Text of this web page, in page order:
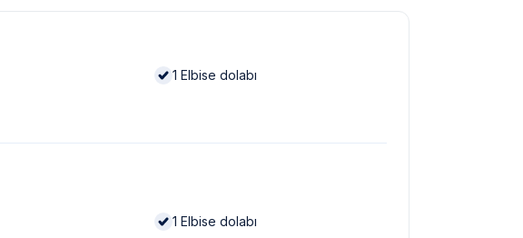
1 Elbise dolabı
1 Elbise dolabı